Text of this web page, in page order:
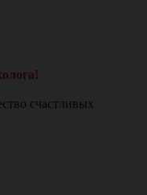
счастливых